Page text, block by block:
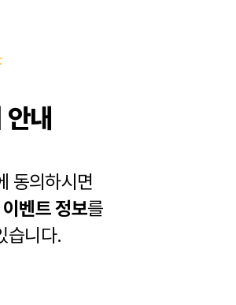
내
동의하시면
이벤트 정보를
습니다.